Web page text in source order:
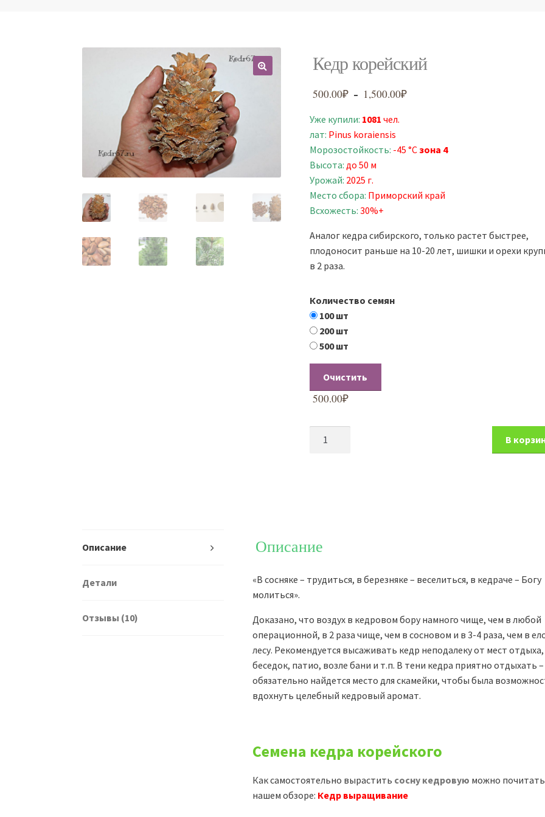
Кедр корейский
500.00₽ – 1,500.00₽
1,500.00₽
Уже купили: 1081 чел.
лат: Pinus koraiensis
Морозостойкость: -45 °C зона 4
Высота: до 50 м
Урожай: 2025 г.
Место сбора: Приморский край
Всхожесть: 30%+
Аналог кедра сибирского, только растет быстрее,
плодоносит раньше на 10-20 лет, шишки и орехи
в 2 раза.
Количество семян
100 шт
200 шт
500 шт
Очистить
500.00₽
В
Описание
Детали
Отзывы (10)
Описание
«В сосняке – трудиться, в березняке – веселиться, в кедраче – Богу
молиться».
Доказано, что воздух в кедровом бору намного чище, чем в любой
операционной, в 2 раза чище, чем в сосновом и в 3-4 раза, чем в
лесу. Рекомендуется высаживать кедр неподалеку от мест отдыха,
беседок, патио, возле бани и т.п. В тени кедра приятно отдыхать
обязательно найдется место для скамейки, чтобы была
вдохнуть целебный кедровый аромат.
Семена кедра корейского
Как самостоятельно вырастить сосну кедровую можно
нашем обзоре: Кедр выращивание